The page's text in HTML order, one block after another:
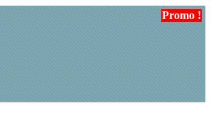
Promo !